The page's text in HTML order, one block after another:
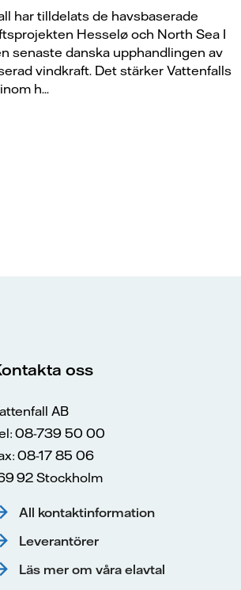
har tilldelats de havsbaserade
Hesselø och North Sea I
senaste danska upphandlingen av
vindkraft. Det stärker Vattenfalls
h...
oss
AB
08-739 50 00
08-17 85 06
92 Stockholm
All kontaktinformation
Leverantörer
Läs mer om våra elavtal